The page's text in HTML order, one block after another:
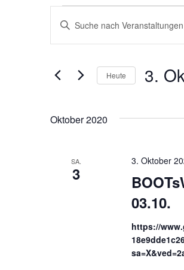
UND
ANSICHTEN,
NAVIGATION
BITTE
SUCHE
SCHLÜSSELWORT.
Heute 3.
Oktober 2020
SA.
3
03.10.
3. Oktober
https://